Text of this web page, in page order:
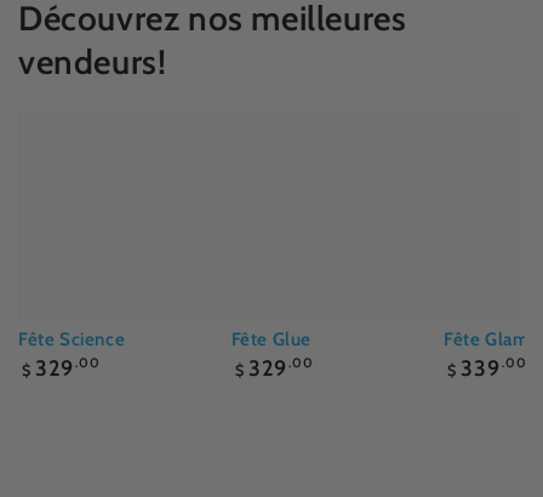
Découvrez nos meilleures
vendeurs!
Fête Science
Prix
$ 329 .00
Fête Glue
Prix
$ 329 .00
Fête Glam
Prix
$ 339 .00